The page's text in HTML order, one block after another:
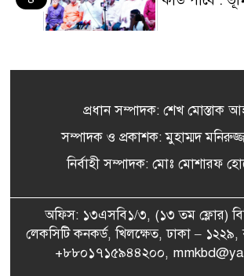
‘জুলাই
পতনের
৭
আ. লীগের
অনুসরণ করবে
প্রতিমন্ত্রী
প্রধান সম্পাদক: শেখ মোস্তাক
সম্পাদক ও প্রকাশক: মুহাম্মদ
নির্বাহী সম্পাদক: মোঃ মোশারফ
অফিস: ১৩এসবি১/৩, (১৩ তম ফ্লোর)
লেকসিটি কনকর্ড, খিলক্ষেত, ঢাকা – ১২২৯,
+৮৮০১৭১৫৯৪৪২০০,